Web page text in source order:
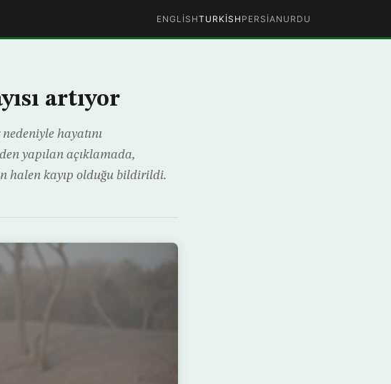
ENGLISHTURKISH PERSIAN URDU
artıyor
hayatını
yapılan açıklamada,
halen kayıp olduğu bildirildi.